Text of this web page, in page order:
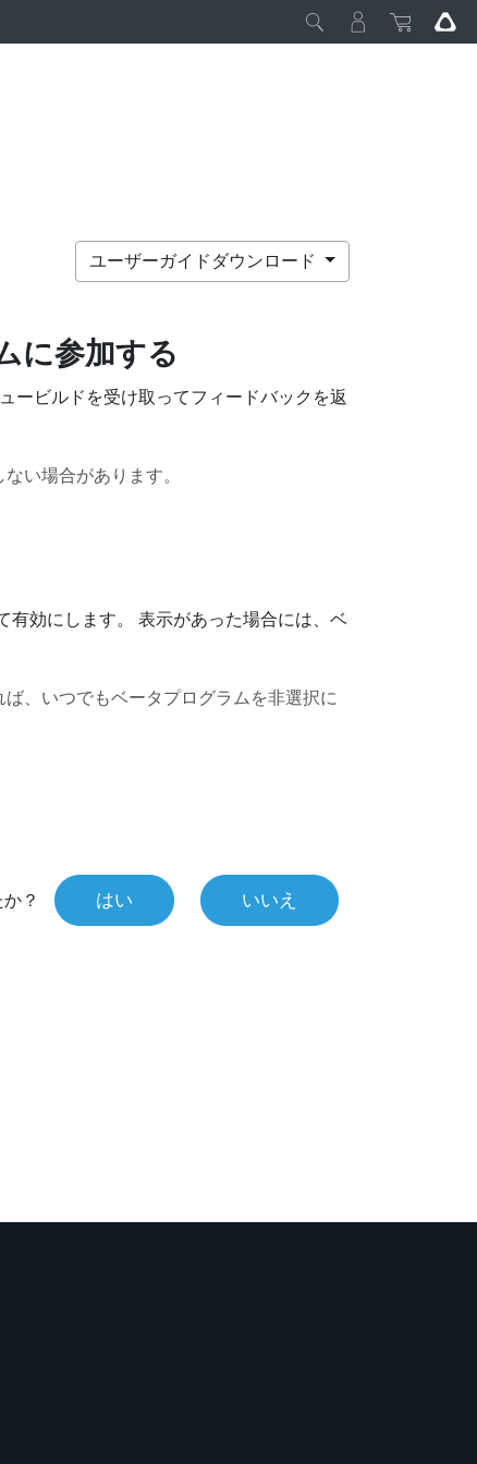
ユーザーガイドダウンロード
に参加する
ービルドを受け取ってフィードバックを返
い場合があります。
有効にします。 表示があった場合には、ベ
、いつでもベータプログラムを非選択に
？ はい いいえ